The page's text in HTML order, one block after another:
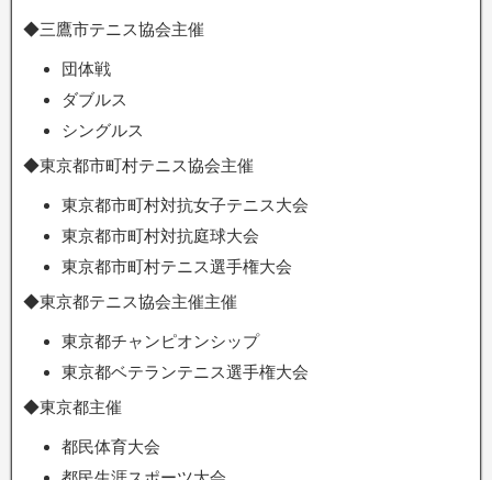
◆三鷹市テニス協会主催
団体戦
ダブルス
シングルス
◆東京都市町村テニス協会主催
東京都市町村対抗女子テニス大会
東京都市町村対抗庭球大会
東京都市町村テニス選手権大会
◆東京都テニス協会主催主催
東京都チャンピオンシップ
東京都ベテランテニス選手権大会
◆東京都主催
都民体育大会